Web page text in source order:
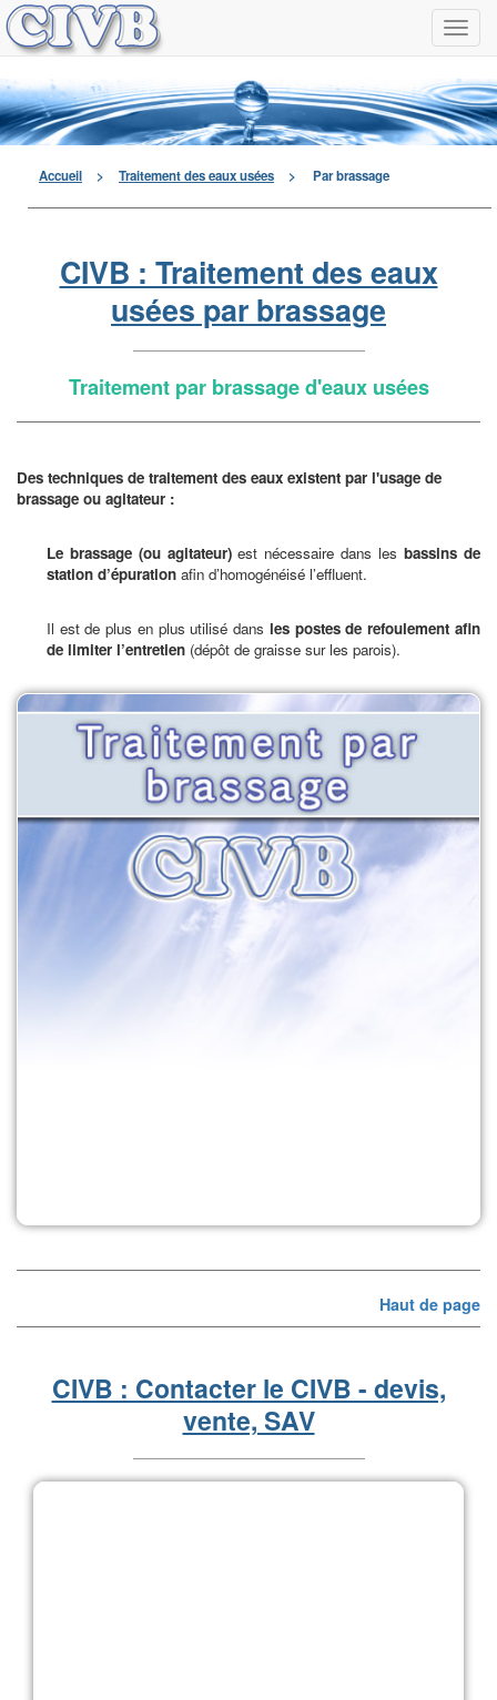
à
Accueil > Traitement des eaux usées > Par brassage
CIVB : Traitement des eaux
usées par brassage
Traitement par brassage d'eaux usées
Des techniques de traitement des eaux existent par l'usage de
brassage ou agitateur :
Le brassage (ou agitateur)est nécessaire dans les bassins de
station d’épurationafin d’homogénéisé l’effluent.
Il est de plus en plus utilisé dans les postes de refoulement afin
de limiter l’entretien(dépôt de graisse sur les parois).
Haut de page
CIVB : Contacter le CIVB - devis,
vente, SAV